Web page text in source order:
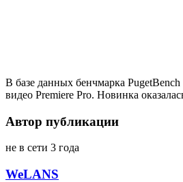
В базе данных бенчмарка
видео Premiere Pro. Новинка
Автор публикации
не в сети 3 года
WeLANS